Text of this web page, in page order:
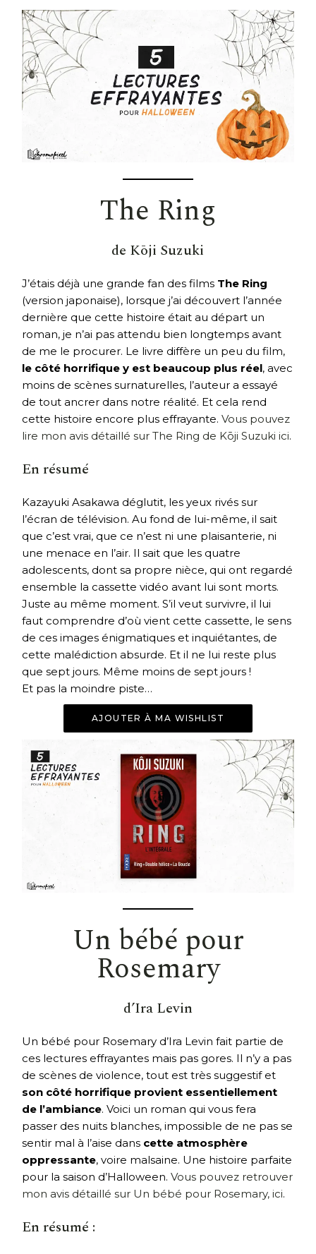
The Ring
de Kōji Suzuki
J’étais déjà une grande fan des films The Ring
(version japonaise), lorsque j’ai découvert l’année
dernière que cette histoire était au départ un
roman, je n’ai pas attendu bien longtemps avant
de me le procurer. Le livre diffère un peu du film,
le côté horrifique y est beaucoup plus réel, avec
moins de scènes surnaturelles, l’auteur a essayé
de tout ancrer dans notre réalité. Et cela rend
cette histoire encore plus effrayante.Vous pouvez
lire mon avis détaillé sur The Ring de Kōji Suzuki ici.
En résumé
Kazayuki Asakawa déglutit, les yeux rivés sur
l’écran de télévision. Au fond de lui-même, il sait
que c’est vrai, que ce n’est ni une plaisanterie, ni
une menace en l’air. Il sait que les quatre
adolescents, dont sa propre nièce, qui ont regardé
ensemble la cassette vidéo avant lui sont morts.
Juste au même moment. S’il veut survivre, il lui
faut comprendre d’où vient cette cassette, le sens
de ces images énigmatiques et inquiétantes, de
cette malédiction absurde. Et il ne lui reste plus
que sept jours. Même moins de sept jours !
Et pas la moindre piste…
AJOUTER À MA WISHLIST
Un bébé pour
Rosemary
d’Ira Levin
Un bébé pour Rosemary d’Ira Levin fait partie de
ces lectures effrayantes mais pas gores. Il n’y a pas
de scènes de violence, tout est très suggestif et
son côté horrifique provient essentiellement
de l’ambiance. Voici un roman qui vous fera
passer des nuits blanches, impossible de ne pas se
sentir mal à l’aise dans cette atmosphère
oppressante, voire malsaine. Une histoire parfaite
pour la saison d’Halloween.Vous pouvez retrouver
mon avis détaillé sur Un bébé pour Rosemary, ici.
En résumé :